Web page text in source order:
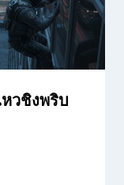
วชิงพริบ